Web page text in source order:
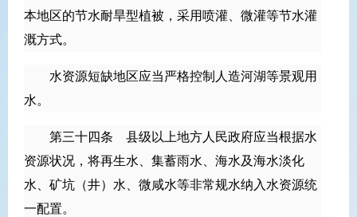
本地区的节水耐旱型植被，采用喷灌、微灌等节水灌
溉方式。
水资源短缺地区应当严格控制人造河湖等景观用
水。
第三十四条 县级以上地方人民政府应当根据水
资源状况，将再生水、集蓄雨水、海水及海水淡化
水、矿坑（井）水、微咸水等非常规水纳入水资源统
一配置。